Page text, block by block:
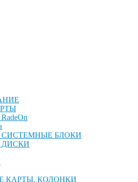
БЛОКИ
ДИСКИ
КАРТЫ, КОЛОНКИ